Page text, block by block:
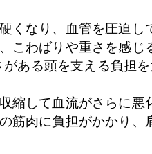
くなり、血管を圧迫し
わばりや重さを感じ
ある頭を支える負担
縮して血流がさらに悪
筋肉に負担がかかり、